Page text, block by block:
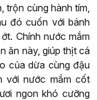
trộn cùng hành tím,
đó cuốn với bánh
Chính nước mắm
ăn này, giúp thịt cá
của dừa cùng đậu
với nước mắm cốt
ngon khó cưỡng